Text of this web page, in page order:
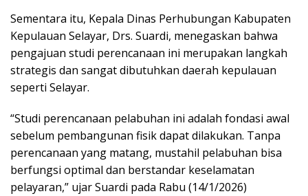
Sementara itu, Kepala Dinas Perhubungan Kabupaten
Kepulauan Selayar, Drs. Suardi, menegaskan bahwa
pengajuan studi perencanaan ini merupakan langkah
strategis dan sangat dibutuhkan daerah kepulauan
seperti Selayar.
“Studi perencanaan pelabuhan ini adalah fondasi awal
sebelum pembangunan fisik dapat dilakukan. Tanpa
perencanaan yang matang, mustahil pelabuhan bisa
berfungsi optimal dan berstandar keselamatan
pelayaran,” ujar Suardi pada Rabu (14/1/2026)